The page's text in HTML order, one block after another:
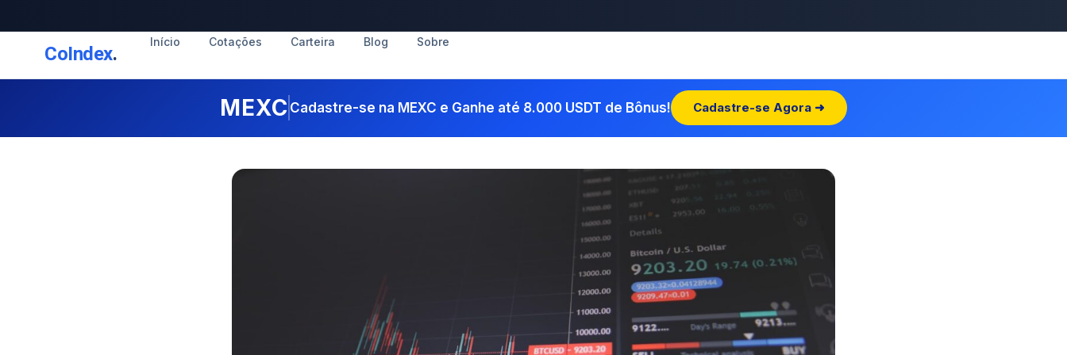
CoIndex. Início Cotações Carteira Blog Sobre
MEXC Cadastre-se na MEXC e Ganhe até 8.000 USDT de Bônus! Cadastre-se Agora ➜